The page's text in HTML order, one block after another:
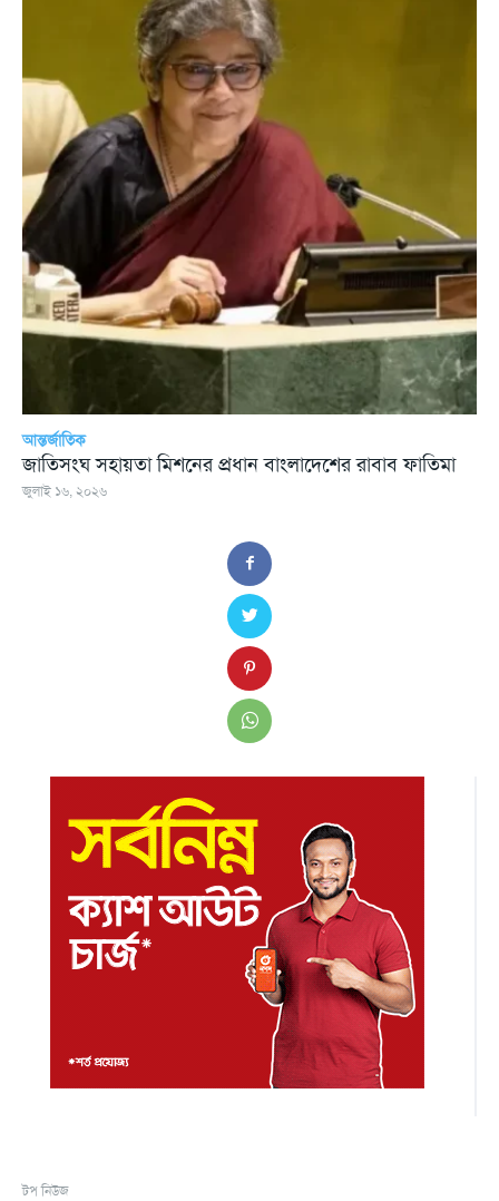
টপ নিউজ
আন্তর্জাতিক
জাতিসংঘ সহায়তা মিশনের প্রধান বাংলাদেশের রাবাব ফাতিমা
জুলাই ১৬, ২০২৬